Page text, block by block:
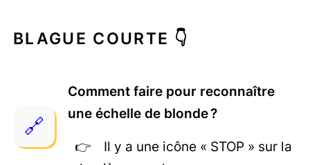
BLAGUE COURTE 👇
Comment faire pour reconnaître
une échelle de blonde ?
Il y a une icône « STOP » sur la